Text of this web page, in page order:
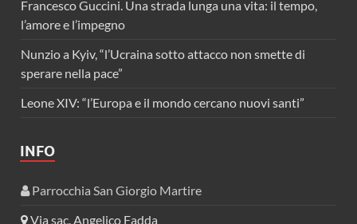
Francesco Guccini. Una strada lunga una vita: il tempo,
l’amore e l’impegno
Nunzio a Kyiv, “l’Ucraina sotto attacco non smette di
sperare nella pace”
Leone XIV: “l’Europa e il mondo cercano nuovi santi”
INFO
Parrocchia San Giorgio Martire
Via sac. Angelico Fadda